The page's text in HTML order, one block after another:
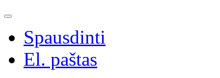
Spausdinti
El. paštas